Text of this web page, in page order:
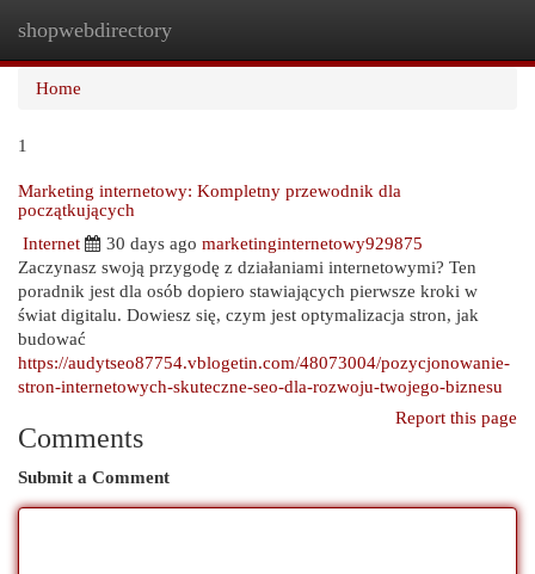
shopwebdirectory
Home
1
Marketing internetowy: Kompletny przewodnik dla
początkujących
Internet
30 days ago marketinginternetowy929875
Zaczynasz swoją przygodę z działaniami internetowymi? Ten
poradnik jest dla osób dopiero stawiających pierwsze kroki w
świat digitalu. Dowiesz się, czym jest optymalizacja stron, jak
budować
https://audytseo87754.vblogetin.com/48073004/pozycjonowanie-
stron-internetowych-skuteczne-seo-dla-rozwoju-twojego-biznesu
Report this page
Comments
Submit a Comment